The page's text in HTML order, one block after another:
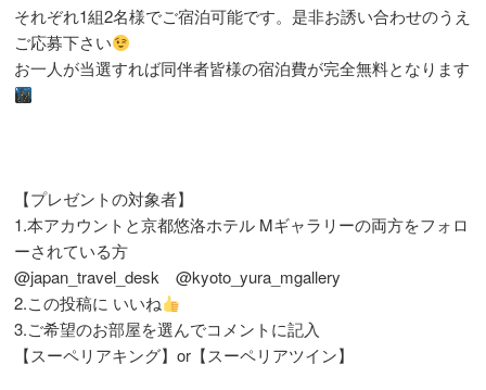
それぞれ1組2名様でご宿泊可能です。是非お誘い合わせのうえ
ご応募下さい
お一人が当選すれば同伴者皆様の宿泊費が完全無料となります
【プレゼントの対象者】
1.本アカウントと京都悠洛ホテル Mギャラリーの両方をフォロ
ーされている方
@japan_travel_desk
@kyoto_yura_mgallery
2.この投稿に いいね
3.ご希望のお部屋を選んでコメントに記入
【スーペリアキング】or【スーペリアツイン】